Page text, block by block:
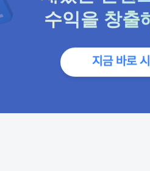
수익을 창출
지금 바로